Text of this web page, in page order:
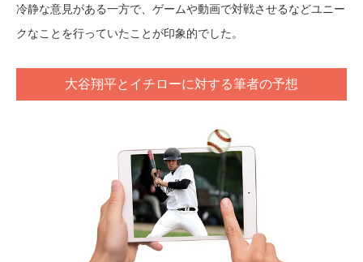
冷静な意見がある一方で、ゲームや動画で対戦させるなどユニー
クなことを行っていたことが印象的でした。
大谷翔平とイチローに対する筆者の予想